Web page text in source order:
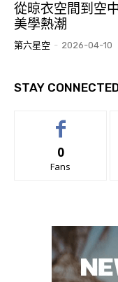
從晾衣空間到空
美學熱潮
第六星空 - 2026-04-10
STAY
0
Fans